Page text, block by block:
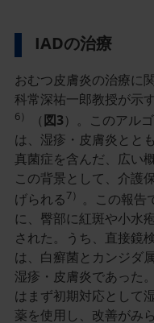
IADの治療
おむつ皮膚炎の治療に
科常深祐一郎教授が示
6） （図3）。このアル
は、湿疹・皮膚炎とと
真菌症を含んだ、広い
この背景として、介護
げられる7） 。この報告
に、臀部に紅斑や小水
された。うち、直接鏡
は、白癬菌とカンジダ
湿疹・皮膚炎であった
はまず初期対応として
薬を使用し、改善がみ